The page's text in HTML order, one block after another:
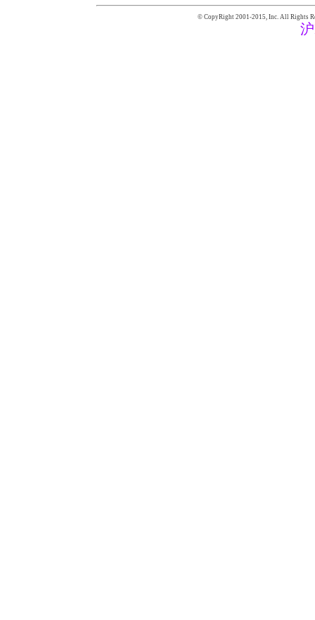
© CopyRight 2001-2015, Inc. All Rights